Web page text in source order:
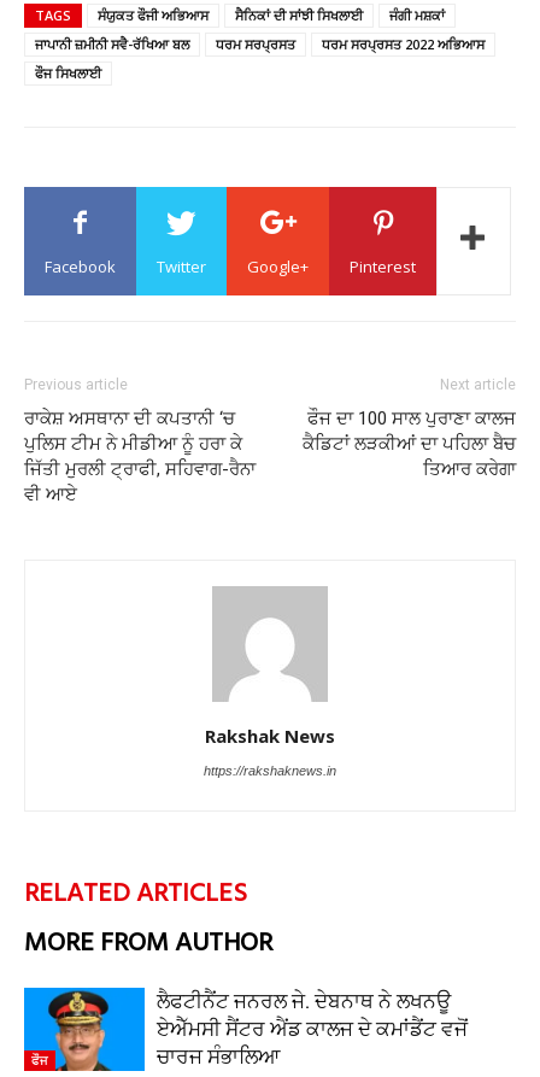
TAGS ਸੰਯੁਕਤ ਫੌਜੀ ਅਭਿਆਸ ਸੈਨਿਕਾਂ ਦੀ ਸਾਂਝੀ ਸਿਖਲਾਈ
ਜੰਗੀ ਮਸ਼ਕਾਂ
ਜਾਪਾਨੀ ਜ਼ਮੀਨੀ ਸਵੈ-ਰੱਖਿਆ ਬਲ
ਧਰਮ ਸਰਪ੍ਰਸਤ
ਧਰਮ ਸਰਪ੍ਰਸਤ 2022 ਅਭਿਆਸ
ਫੌਜ ਸਿਖਲਾਈ
Facebook Twitter Google+ Pinterest
Previous article
ਰਾਕੇਸ਼ ਅਸਥਾਨਾ ਦੀ ਕਪਤਾਨੀ ‘ਚ
ਪੁਲਿਸ ਟੀਮ ਨੇ ਮੀਡੀਆ ਨੂੰ ਹਰਾ ਕੇ
ਜਿੱਤੀ ਮੁਰਲੀ ਟ੍ਰਾਫੀ, ਸਹਿਵਾਗ-ਰੈਨਾ
ਵੀ ਆਏ
Next article
ਫੌਜ ਦਾ 100 ਸਾਲ ਪੁਰਾਣਾ ਕਾਲਜ
ਕੈਡਿਟਾਂ ਲੜਕੀਆਂ ਦਾ ਪਹਿਲਾ ਬੈਚ
ਤਿਆਰ ਕਰੇਗਾ
Rakshak News
https://rakshaknews.in
RELATED ARTICLES
MORE FROM AUTHOR
ਫੌਜ
ਲੈਫਟੀਨੈਂਟ ਜਨਰਲ ਜੇ. ਦੇਬਨਾਥ ਨੇ ਲਖਨਊ
ਏਐੱਮਸੀ ਸੈਂਟਰ ਐਂਡ ਕਾਲਜ ਦੇ ਕਮਾਂਡੈਂਟ ਵਜੋਂ
ਚਾਰਜ ਸੰਭਾਲਿਆ